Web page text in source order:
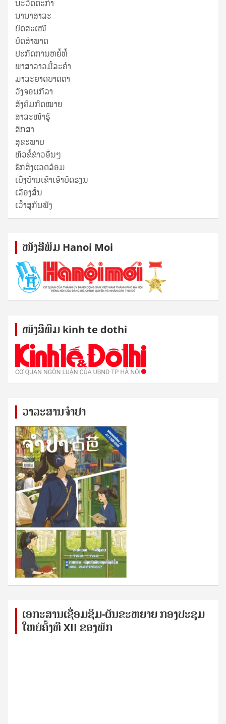
ນະວັດຕະກໍາ
ນານາສາລະ
ບົດສະເໜີ
ບົດສໍາພາດ
ປະກົດການຫຍໍ້ທໍ້
ພາສາລາວມື້ລະຄຳ
ມາລະຍາດບາດຕາ
ວົງຈອນກີລາ
ສັງຄົມກົດໝາຍ
ສາລະໜ້າຮູ້
ສຶກສາ
ສຸ​ຂະ​ພາບ
ຫົວຂໍ້ຂ່າວອື່ນໆ
ຮັກສິ່ງແວດລ້ອມ
ເບິ່ງບ້ານເຂົາເອົາບົດຮຽນ
ເລື່ອງສັ້ນ
ເວົ້າສູ່ກັນຟັງ
ໜັງ​ສື​ພິມ Hanoi Moi
ໜັງ​ສື​ພິມ kinh te dothi
ວາລະສານຈຳປາ
ເອກ​ະ​ສານ​ເຊ​ື່ອມ​ຊ​ຶມ-ຜັນ​ຂະ​ຫ​ຍາຍ ກອງ​ປະ​ຊຸມ​
ໃຫຍ່​ຄັ້ງ​ທີ XII ຂອງ​ພັກ